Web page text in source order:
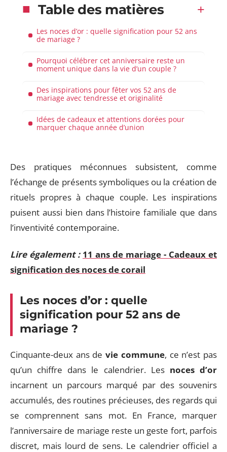
Table des matières
Les noces d’or : quelle signification pour 52 ans
de mariage ?
Pourquoi célébrer cet anniversaire reste un
moment unique dans la vie d’un couple ?
Des inspirations pour fêter vos 52 ans de
mariage avec tendresse et originalité
Idées de cadeaux et attentions dorées pour
marquer chaque année d’union
Des pratiques méconnues subsistent, comme
l’échange de présents symboliques ou la création de
rituels propres à chaque couple. Les inspirations
puisent aussi bien dans l’histoire familiale que dans
l’inventivité contemporaine.
Lire également : 11 ans de mariage - Cadeaux et
signification des noces de corail
Les noces d’or : quelle
signification pour 52 ans de
mariage ?
Cinquante-deux ans devie commune, ce n’est pas
qu’un chiffre dans le calendrier. Les noces d’or
incarnent un parcours marqué par des souvenirs
accumulés, des routines précieuses, des regards qui
se comprennent sans mot. En France, marquer
l’anniversaire de mariage reste un geste fort, parfois
discret, mais lourd de sens. Le calendrier officiel a